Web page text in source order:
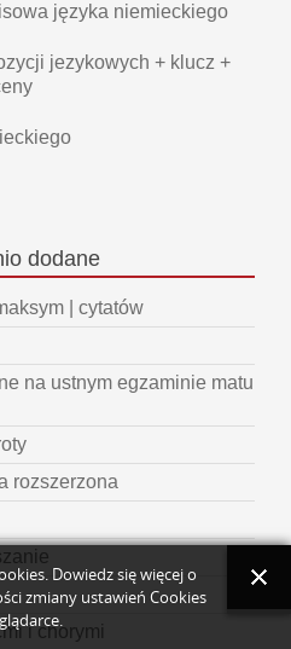
języka niemieckiego
jezykowych + klucz +
dodane
| cytatów
na ustnym egzaminie matu
rozszerzona
i chorymi
Dowiedz się więcej o
zmiany ustawień Cookies